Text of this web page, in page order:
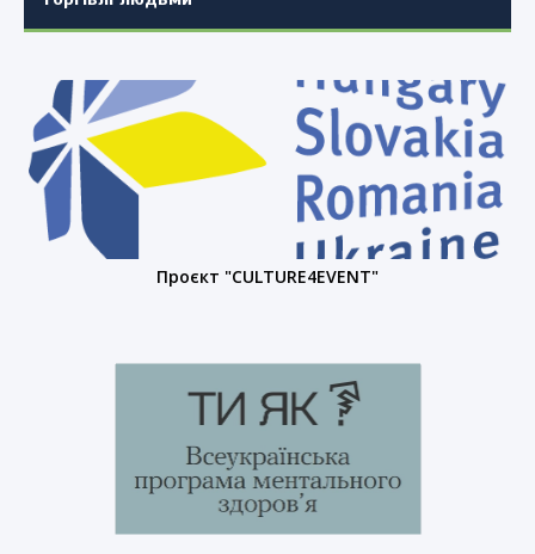
Проєкт "CULTURE4EVENT"